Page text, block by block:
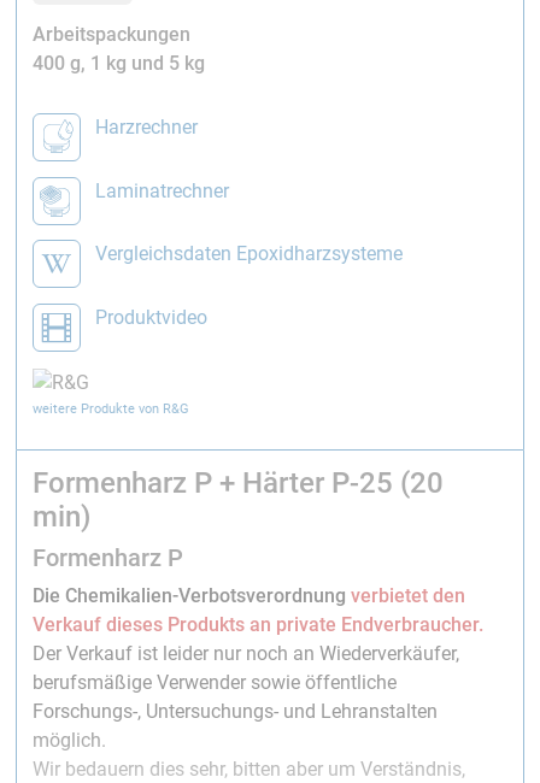
Arbeitspackungen
400 g, 1 kg und 5 kg
Harzrechner
Laminatrechner
Vergleichsdaten Epoxidharzsysteme
Produktvideo
weitere Produkte von R&G
Formenharz P + Härter P-25 (20
min)
Formenharz P
Die Chemikalien-Verbotsverordnung verbietet den
Verkauf dieses Produkts an private Endverbraucher.
Der Verkauf ist leider nur noch an Wiederverkäufer,
berufsmäßige Verwender sowie öffentliche
Forschungs-, Untersuchungs- und Lehranstalten
möglich.
Wir bedauern dies sehr, bitten aber um Verständnis,